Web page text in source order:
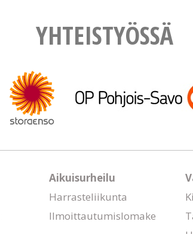
YHTEISTYÖSSÄ
Aikuisurheilu
Harrasteliikunta
Ilmoittautumislomake